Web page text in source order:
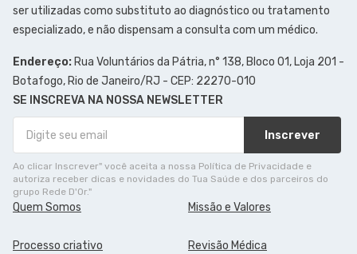
ser utilizadas como substituto ao diagnóstico ou tratamento
especializado, e não dispensam a consulta com um médico.
Endereço: Rua Voluntários da Pátria, n° 138, Bloco 01, Loja 201 -
Botafogo, Rio de Janeiro/RJ - CEP: 22270-010
SE INSCREVA NA NOSSA NEWSLETTER
Inscrever
Ao clicar Inscrever" você aceita a nossa Política de Privacidade e
autoriza receber dicas e novidades do Tua Saúde e dos parceiros do
grupo Rede D'Or."
Quem Somos Missão e Valores
Processo criativo Revisão Médica